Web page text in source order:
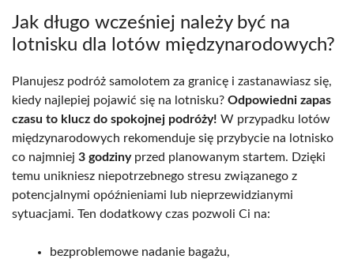
Jak długo wcześniej należy być na
lotnisku dla lotów międzynarodowych?
Planujesz podróż samolotem za granicę i zastanawiasz się,
kiedy najlepiej pojawić się na lotnisku? Odpowiedni zapas
czasu to klucz do spokojnej podróży! W przypadku lotów
międzynarodowych rekomenduje się przybycie na lotnisko
co najmniej 3 godzinyprzed planowanym startem. Dzięki
temu unikniesz niepotrzebnego stresu związanego z
potencjalnymi opóźnieniami lub nieprzewidzianymi
sytuacjami. Ten dodatkowy czas pozwoli Ci na:
bezproblemowe nadanie bagażu,